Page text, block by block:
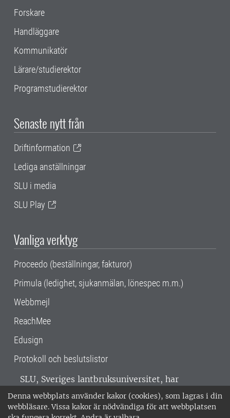
Denna webbplats använder kakor (cookies), som lagras i din
webbläsare. Vissa kakor är nödvändiga för att webbplatsen
Forskare
Handläggare
Kommunikatör
Lärare/studierektor
Programstudierektor
Senaste nytt från
Driftinformation
Lediga anställningar
SLU i media
SLU Play
Vanliga verktyg
Proceedo (beställningar, fakturor)
Primula (ledighet, sjukanmälan, lönespec m.m.)
Webbmejl
ReachMee
Edusign
Protokoll och beslutslistor
SLU, Sveriges lantbruksuniversitet, har
verksamhet över hela Sverige. Huvudorter är
Alnarp, Uppsala och Umeå.SLU är